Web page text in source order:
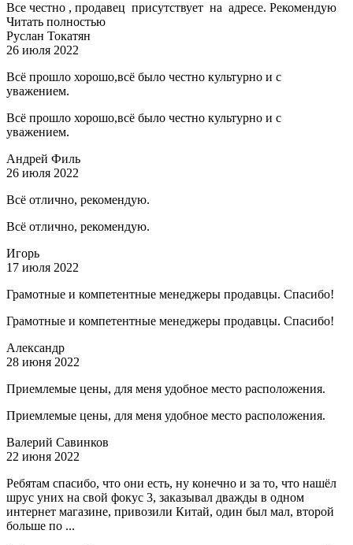
Все честно , продавец присутствует на адресе. Рекомендую
Читать полностью
Руслан Токатян
26 июля 2022
Всё прошло хорошо,всё было честно культурно и с
уважением.
Всё прошло хорошо,всё было честно культурно и с
уважением.
Андрей Филь
26 июля 2022
Всё отлично, рекомендую.
Всё отлично, рекомендую.
Игорь
17 июля 2022
Грамотные и компетентные менеджеры продавцы. Спасибо!
Грамотные и компетентные менеджеры продавцы. Спасибо!
Александр
28 июня 2022
Приемлемые цены, для меня удобное место расположения.
Приемлемые цены, для меня удобное место расположения.
Валерий Савинков
22 июня 2022
Ребятам спасибо, что они есть, ну конечно и за то, что нашёл
шрус уних на свой фокус 3, заказывал дважды в одном
интернет магазине, привозили Китай, один был мал, второй
больше по ...